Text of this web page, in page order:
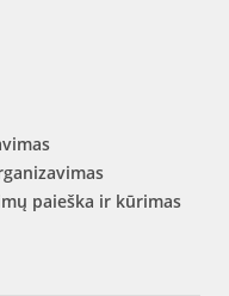
paieška ir kūrimas